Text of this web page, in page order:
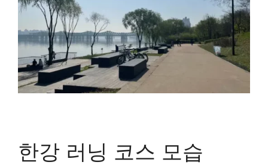
한강 러닝 코스 모습